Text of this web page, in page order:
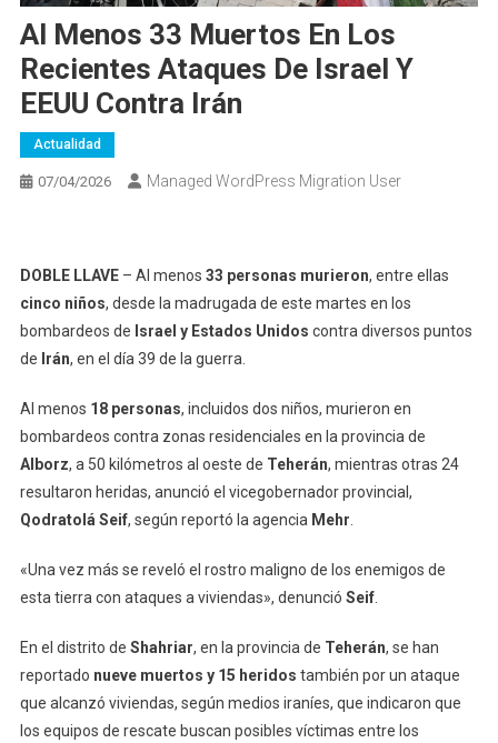
Al Menos 33 Muertos En Los
Recientes Ataques De Israel Y
EEUU Contra Irán
Actualidad
07/04/2026 Managed WordPress Migration User
DOBLE LLAVE– Al menos 33 personas murieron, entre ellas
cinco niños, desde la madrugada de este martes en los
bombardeos de Israel y Estados Unidos contra diversos puntos
de Irán, en el día 39 de la guerra.
Al menos 18 personas, incluidos dos niños, murieron en
bombardeos contra zonas residenciales en la provincia de
Alborz, a 50 kilómetros al oeste de Teherán, mientras otras 24
resultaron heridas, anunció el vicegobernador provincial,
Qodratolá Seif, según reportó la agencia Mehr
«Una vez más se reveló el rostro maligno de los enemigos de
esta tierra con ataques a viviendas», denunció Seif.
En el distrito de Shahriar, en la provincia de Teherán, se han
reportado nuevemuertos y 15 heridos también por un ataque
que alcanzó viviendas, según medios iraníes, que indicaron que
los equipos de rescate buscan posibles víctimas entre los